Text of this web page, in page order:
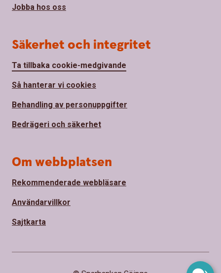
Jobba hos oss
Säkerhet och integritet
Ta tillbaka cookie-medgivande
Så hanterar vi cookies
Behandling av personuppgifter
Bedrägeri och säkerhet
Om webbplatsen
Rekommenderade webbläsare
Användarvillkor
Sajtkarta